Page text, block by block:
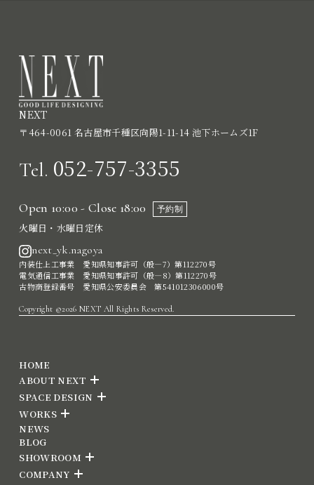
NEXT
〒464-0061 名古屋市千種区向陽1-11-14 池下ホームズ1F
Tel. 052-757-3355
Open 10:00 - Close 18:00 予約制
火曜日・水曜日定休
next_yk.nagoya
内装仕上工事業 愛知県知事許可（般―7）第112270号
電気通信工事業 愛知県知事許可（般―8）第112270号
古物商登録番号 愛知県公安委員会 第541012306000号
Copyright ©2026 NEXT All Rights Reserved.
HOME
ABOUT NEXT
SPACE DESIGN
WORKS
NEWS
BLOG
SHOWROOM
COMPANY